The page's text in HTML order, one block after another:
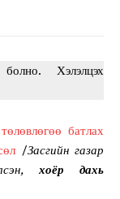
Хэлэлцэх
батлах
/Засгийн газар
хоёр дахь